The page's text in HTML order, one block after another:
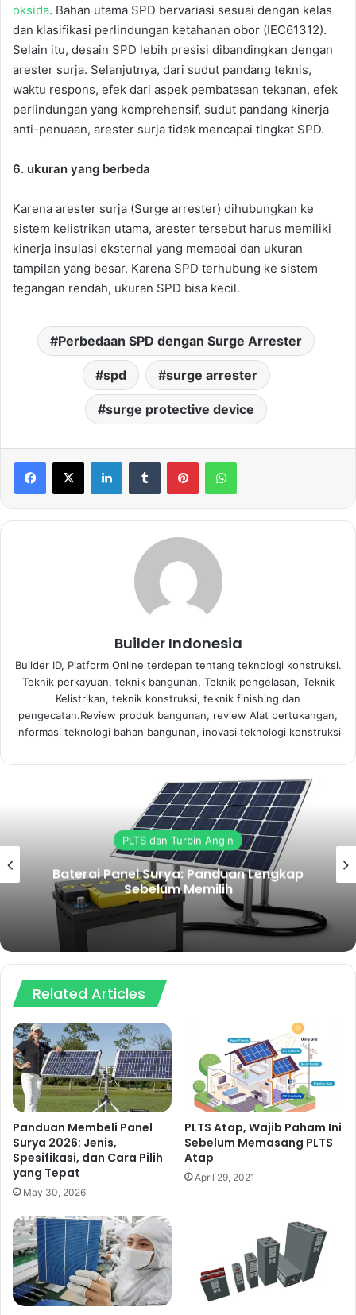
oksida. Bahan utama SPD bervariasi sesuai dengan kelas
dan klasifikasi perlindungan ketahanan obor (IEC61312).
Selain itu, desain SPD lebih presisi dibandingkan dengan
arester surja. Selanjutnya, dari sudut pandang teknis,
waktu respons, efek dari aspek pembatasan tekanan, efek
perlindungan yang komprehensif, sudut pandang kinerja
anti-penuaan, arester surja tidak mencapai tingkat SPD.
6. ukuran yang berbeda
Karena arester surja (Surge arrester) dihubungkan ke
sistem kelistrikan utama, arester tersebut harus memiliki
kinerja insulasi eksternal yang memadai dan ukuran
tampilan yang besar. Karena SPD terhubung ke sistem
tegangan rendah, ukuran SPD bisa kecil.
Perbedaan SPD dengan Surge Arrester
spd surge arrester
surge protective device
LinkedInTumblr PinterestWhatsApp
Builder Indonesia
Builder ID, Platform Online terdepan tentang teknologi konstruksi.
Teknik perkayuan, teknik bangunan, Teknik pengelasan, Teknik
Kelistrikan, teknik konstruksi, teknik finishing dan
pengecatan.Review produk bangunan, review Alat pertukangan,
informasi teknologi bahan bangunan, inovasi teknologi konstruksi
PLTS dan Turbin Angin
Baterai Panel Surya: Panduan Lengkap
Sebelum Memilih
Related Articles
Panduan Membeli Panel
Surya 2026: Jenis,
Spesifikasi, dan Cara Pilih
yang Tepat
May 30, 2026
PLTS Atap, Wajib Paham Ini
Sebelum Memasang PLTS
Atap
April 29, 2021